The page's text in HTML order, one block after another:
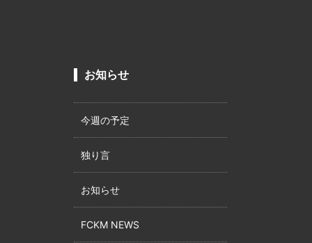
お知らせ
今週の予定
独り言
お知らせ
FCKM NEWS